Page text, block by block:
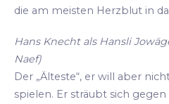
die am meisten Herzblut in
Hans Knecht als Hansli
Naef)
Der „Älteste“, er will aber
spielen. Er sträubt sich gegen